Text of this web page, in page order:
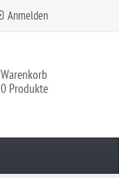
Anmelden
Warenkorb
0 Produkte